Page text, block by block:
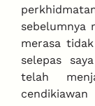
sebelumnya
merasa
selepas
telah